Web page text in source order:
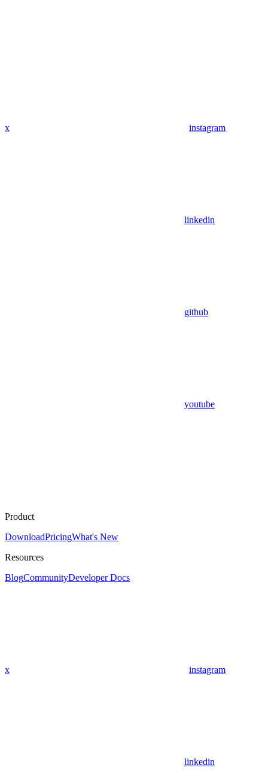
x instagram
linkedin
github
youtube
Product
DownloadPricingWhat's New
Resources
BlogCommunityDeveloper Docs
x instagram
linkedin